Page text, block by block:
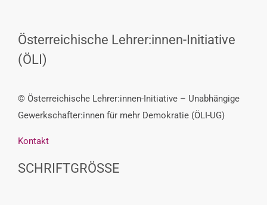
Österreichische Lehrer:innen-Initiative
(ÖLI)
© Österreichische Lehrer:innen-Initiative – Unabhängige
Gewerkschafter:innen für mehr Demokratie (ÖLI-UG)
Kontakt
SCHRIFTGRÖSSE